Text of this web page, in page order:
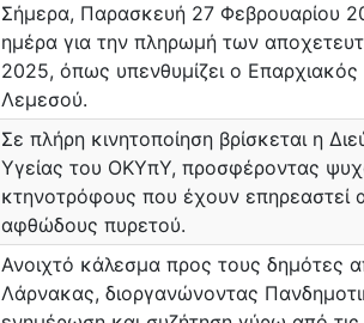
Σήμερα, Παρασκευή 27 Φεβρουαρίου
ημέρα για την πληρωμή των
2025, όπως υπενθυμίζει ο Επαρχιακός
Λεμεσού.
Σε πλήρη κινητοποίηση βρίσκεται η
Υγείας του ΟΚΥπΥ, προσφέροντας
κτηνοτρόφους που έχουν επηρεαστεί
αφθώδους πυρετού.
Ανοιχτό κάλεσμα προς τους δημότες
Λάρνακας, διοργανώνοντας